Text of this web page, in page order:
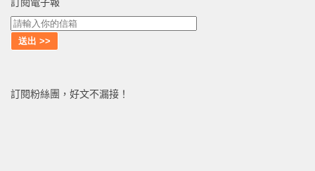
訂閱粉絲團，好文不漏接！